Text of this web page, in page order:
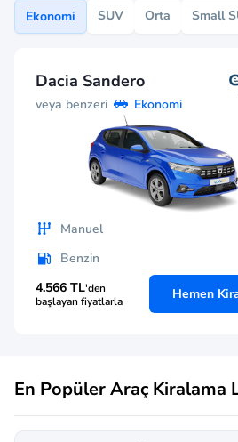
Ekonomi SUV Orta Small
Dacia Sandero
veya benzeri Ekonomi
Manuel
Benzin
4.566 TL'den
başlayan fiyatlarla
Hemen
En Popüler Araç Kiralama